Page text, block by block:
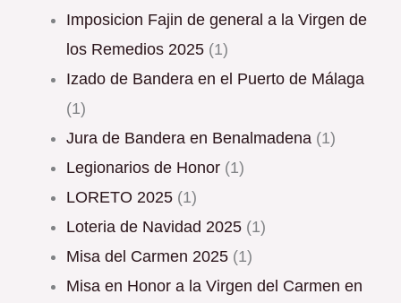
Imposicion Fajin de general a la Virgen de
los Remedios 2025 (1)
Izado de Bandera en el Puerto de Málaga
(1)
Jura de Bandera en Benalmadena (1)
Legionarios de Honor (1)
LORETO 2025 (1)
Loteria de Navidad 2025 (1)
Misa del Carmen 2025 (1)
Misa en Honor a la Virgen del Carmen en